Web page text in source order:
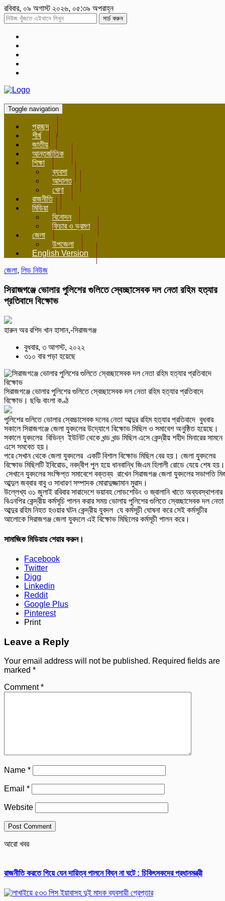
রবিবার, ০৯ অগাস্ট ২০২৬, ০৫:৩৯ অপরাহ্ন
সার্চ করুন
Toggle navigation
প্রচ্ছদ
শীর্ষ
জাতীয়
আন্তর্জাতিক
শিক্ষা
ব্যবসা
আদালত
খেলা
রাজনীতি
মিডিয়া
বিনোদন
ফিচার ও ভ্রমণ
জেলা
উপজেলা
English Version
জেলা, লিড নিউজ
সিরাজগঞ্জে ভোলার পুলিশের গুলিতে স্বেচ্ছাসেবক দল নেতা রহিম হত্যার
প্রতিবাদে বিক্ষোভ
হারুন অর রশিদ খান হাসান,-সিরাজগঞ্জ
বুধবার, ৩ আগস্ট, ২০২২
৩১০ বার পড়া হয়েছে
সিরাজগঞ্জে ভোলার পুলিশের গুলিতে স্বেচ্ছাসেবক দল নেতা রহিম হত্যার প্রতিবাদে
বিক্ষোভ। ছবিঃ বাংলা কণ্ঠ
পুলিশের গুলিতে ভোলার স্বেচ্চাসেবক দলের নেতা আব্দুর রহিম হত্যার প্রতিবাদে বুধবার
সকালে সিরাজগঞ্জে জেলা যুবদলের উদ্যোগে বিক্ষোভ মিছিল ও সমাবেশ অনুষ্ঠিত হয়েছে।
সকালে যুবদলের বিভিন্ন ইউনিট থেকে খন্ড খন্ড মিছিল এসে কেন্দ্রীয় শহীদ মিনারের সামনে
এসে সমবেত হয়।
পরে সেখান থেকে জেলা যুবদলের একটি বিশাল বিক্ষোভ মিছিল বের হয়। জেলা যুবদলের
বিক্ষোভ মিছিলটি ইবিরোড, নবদ্বীপ পুল হয়ে ধানবান্ধি জিএম হিলালী রোডে যেয়ে শেষ হয়।
সেখানে যুবদলের সংক্ষিপ্ত সমাবেশে বক্তব্য রাখেন সিরাজগঞ্জ জেলা যুবদলের সভাপতি
আব্দুল জব্বার বাবু ও সাধারণ সম্পাদক মোরাদুজ্জামান মুরাদ।
উল্লেখ্য ৩১ জুলাই রবিবার সারাদেশে ভয়াবহ লোডশেডিং ও জ্বালানি খাতে অব্যবস্থাপনার
বিএনপির কেন্দ্রীয় কর্মসূচি পালন করার সময় ভোলায় পুলিশের গুলিতে স্বেচ্ছাসেবক দল নেতা
আব্দুর রহিম নিহত হওয়ার ঘটন কেন্দ্রীয় যুবদল যে কর্মসূচী ঘোষনা করে সেই কর্মসূচীর
আলোকে সিরাজগঞ্জ জেলা যুবদলে এই বিক্ষোভ মিছিলের কর্মসূচী পালন করে।
সামাজিক মিডিয়ায় শেয়ার করুন।
Facebook
Twitter
Digg
Linkedin
Reddit
Google Plus
Pinterest
Print
Leave a Reply
Your email address will not be published. Required fields are
marked *
Comment*
Name *
Email *
Website
আরো খবর
রাজনীতি করতে গিয়ে যেন দায়িত্ব পালনে বিঘ্ন না ঘটে : চিকিৎসকদের প্রধানমন্ত্রী